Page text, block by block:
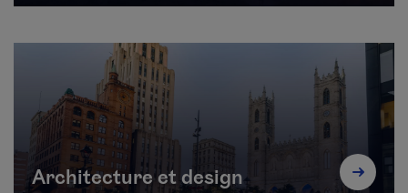
Architecture et design